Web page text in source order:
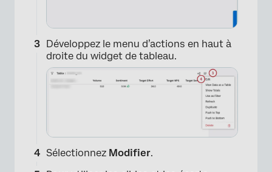
Développez le menu d’actions en haut à
droite du widget de tableau.
Sélectionnez Modifier.